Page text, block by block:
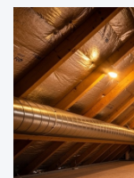
w
n
ę
t
z
n
y
c
d
ż
e
t
a
b
u
d